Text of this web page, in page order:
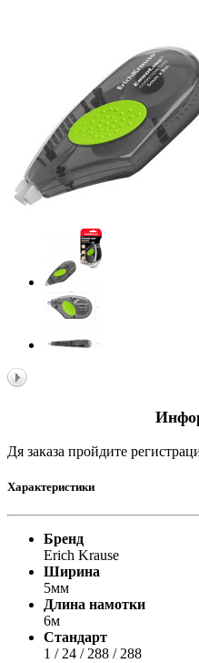
Дя заказа пройдите
Характеристики
Бренд
Erich Krause
Ширина
5мм
Длина намотки
6м
Стандарт
1 / 24 / 288 / 288